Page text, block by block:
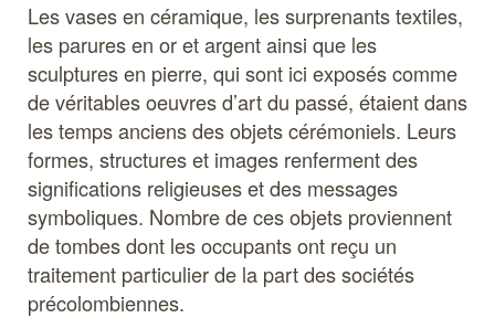
Les vases en céramique, les surprenants textiles,
les parures en or et argent ainsi que les
sculptures en pierre, qui sont ici exposés comme
de véritables oeuvres d’art du passé, étaient dans
les temps anciens des objets cérémoniels. Leurs
formes, structures et images renferment des
significations religieuses et des messages
symboliques. Nombre de ces objets proviennent
de tombes dont les occupants ont reçu un
traitement particulier de la part des sociétés
précolombiennes.